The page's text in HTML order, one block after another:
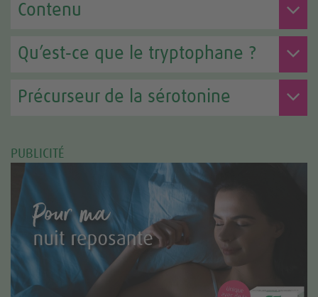
Contenu
Qu’est‑ce que le tryptophane ?
Précurseur de la sérotonine
PUBLICITÉ